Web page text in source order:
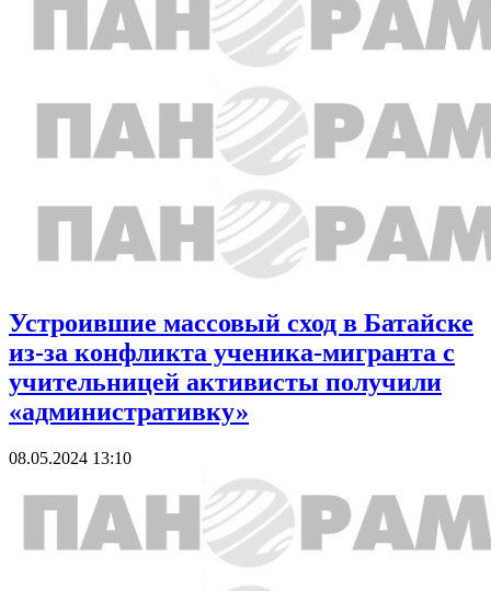
Устроившие массовый сход в Батайске
из-за конфликта ученика-мигранта с
учительницей активисты получили
«административку»
08.05.2024 13:10